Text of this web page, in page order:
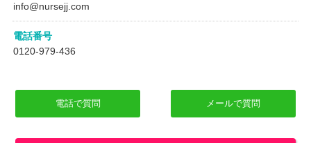
info@nursejj.com
電話番号
0120-979-436
電話で質問 メールで質問